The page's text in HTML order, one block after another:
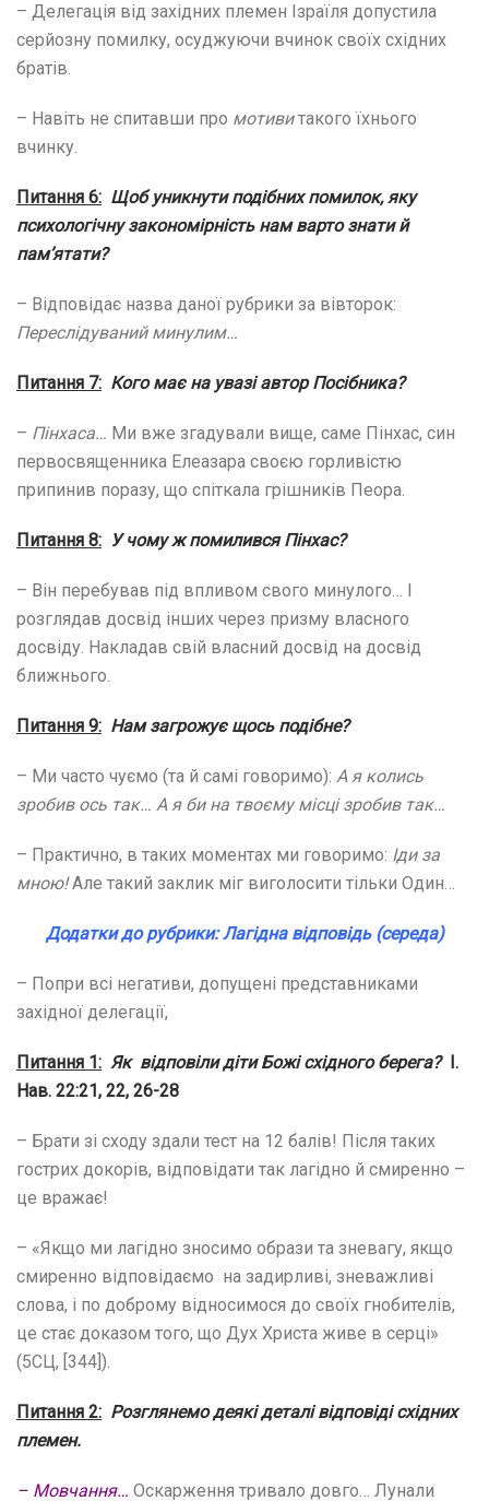
– Делегація від західних племен Ізраїля допустила
серйозну помилку, осуджуючи вчинок своїх східних
братів.
– Навіть не спитавши про мотивитакого їхнього
вчинку.
Питання 6: Щоб уникнути подібних помилок, яку
психологічну закономірність нам варто знати й
пам’ятати?
– Відповідає назва даної рубрики за вівторок:
Переслідуваний минулим…
Питання 7: Кого має на увазі автор Посібника?
– Пінхаса… Ми вже згадували вище, саме Пінхас, син
первосвященника Елеазара своєю горливістю
припинив поразу, що спіткала грішників Пеора.
Питання 8: У чому ж помилився Пінхас?
– Він перебував під впливом свого минулого… І
розглядав досвід інших через призму власного
досвіду. Накладав свій власний досвід на досвід
ближнього.
Питання 9: Нам загрожує щось подібне?
– Ми часто чуємо (та й самі говоримо): А я колись
зробив ось так… А я би на твоєму місці зробив так…
– Практично, в таких моментах ми говоримо: Іди за
мною!Але такий заклик міг виголосити тільки Один…
Додатки до рубрики: Лагідна відповідь (середа)
– Попри всі негативи, допущені представниками
західної делегації,
Питання 1: Як відповіли діти Божі східного берега? І.
Нав. 22:21, 22, 26-28
– Брати зі сходу здали тест на 12 балів! Після таких
гострих докорів, відповідати так лагідно й смиренно –
це вражає!
– «Якщо ми лагідно зносимо образи та зневагу, якщо
смиренно відповідаємо на задирливі, зневажливі
слова, і по доброму відносимося до своїх гнобителів,
це стає доказом того, що Дух Христа живе в серці»
(5СЦ, [344]).
Питання 2: Розглянемо деякі деталі відповіді східних
племен.
– Мовчання… Оскарження тривало довго… Лунали